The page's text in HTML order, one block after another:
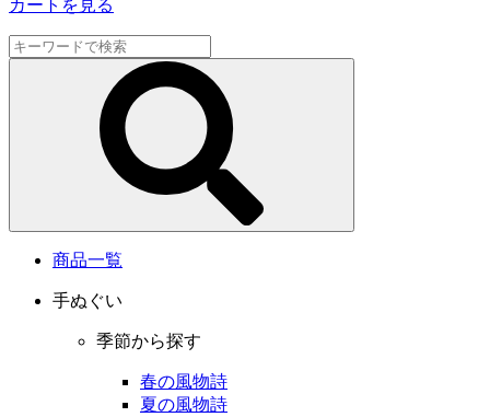
カートを見る
商品一覧
手ぬぐい
季節から探す
春の風物詩
夏の風物詩